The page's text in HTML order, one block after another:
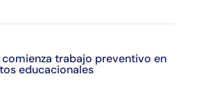
trabajo preventivo en
educacionales